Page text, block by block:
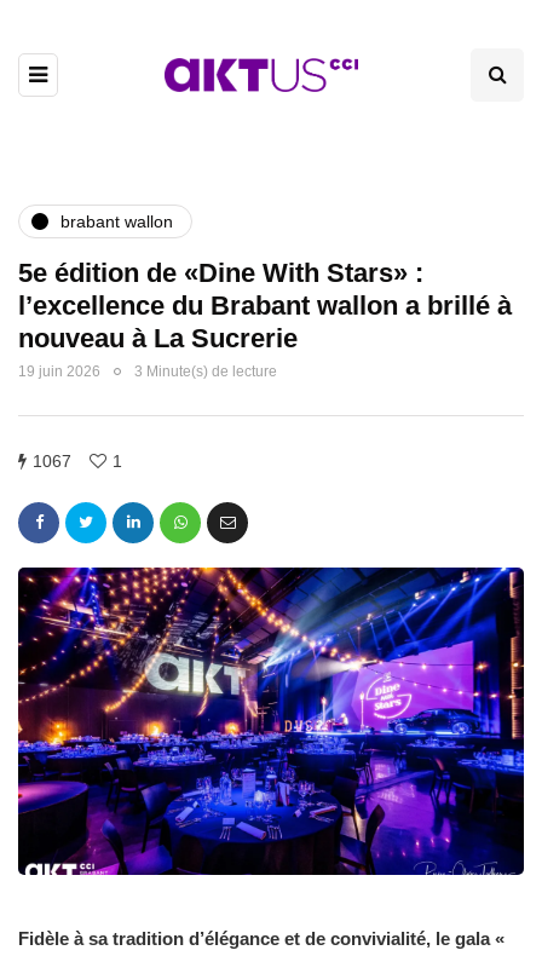
brabant wallon
5e édition de «Dine With Stars» :
l’excellence du Brabant wallon a brillé à
nouveau à La Sucrerie
19 juin 2026 3 Minute(s) de lecture
1067 1
Fidèle à sa tradition d’élégance et de convivialité, le gala «